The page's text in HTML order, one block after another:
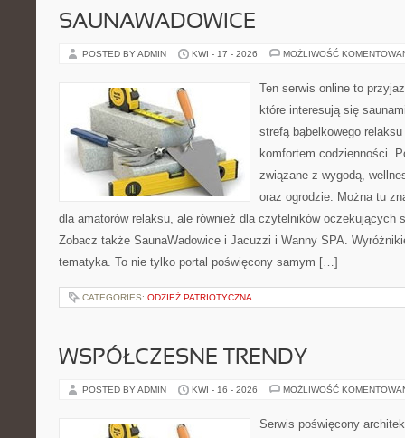
SAUNAWADOWICE
POSTED BY ADMIN KWI - 17 - 2026 MOŻLIWOŚĆ
Ten serwis online to
które interesują się
strefą bąbelkowego
komfortem codzienności.
związane z wygodą,
oraz ogrodzie. Można tu
dla amatorów relaksu, ale również dla czytelników oczekujących
Zobacz także SaunaWadowice i Jacuzzi i Wanny SPA.
tematyka. To nie tylko portal poświęcony samym […]
CATEGORIES: ODZIEŻ PATRIOTYCZNA
WSPÓŁCZESNE TRENDY
POSTED BY ADMIN KWI - 16 - 2026 MOŻLIWOŚĆ
Serwis poświęcony